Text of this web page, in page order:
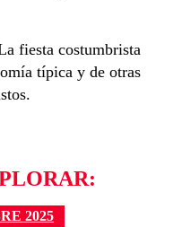
fiesta costumbrista
típica y de otras
2025